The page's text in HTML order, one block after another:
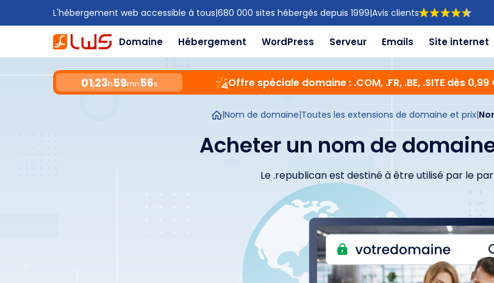
L'hébergement web accessible à tous|680 000 sites hébergés depuis 1999|Avis clients
Domaine Hébergement WordPress Serveur Emails Site internet
01j23h59mn55s Offre spéciale domaine : .COM, .FR, .BE, .SITE dès
|Nom de domaine|Toutes les extensions de domaine et prix|
Acheter un nom de
Le .republican est destiné à être utilisé par le